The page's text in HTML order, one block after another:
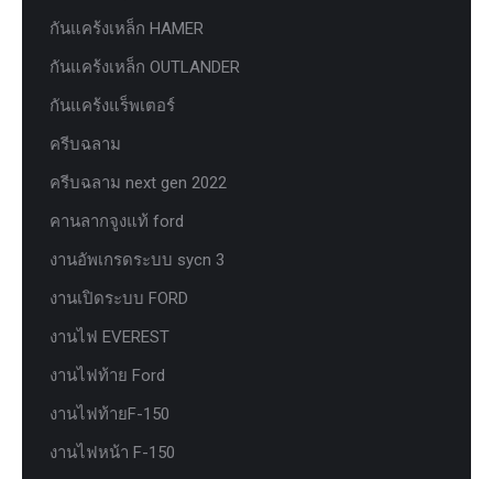
กันแคร้งเหล็ก HAMER
กันแคร้งเหล็ก OUTLANDER
กันแคร้งแร็พเตอร์
ครีบฉลาม
ครีบฉลาม next gen 2022
คานลากจูงแท้ ford
งานอัพเกรดระบบ sycn 3
งานเปิดระบบ FORD
งานไฟ EVEREST
งานไฟท้าย Ford
งานไฟท้ายF-150
งานไฟหน้า F-150